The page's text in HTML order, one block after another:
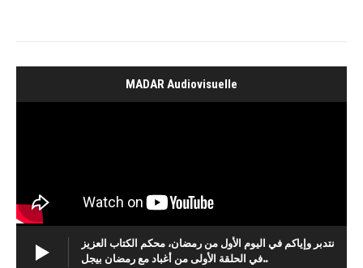
MADAR Audiovisuelle
نتدبر وإياكم في اليوم الأول من رمضان، محكم الكتاب العزيز
في الحلقة الأولى من أغباد مع رمضان بيجل..